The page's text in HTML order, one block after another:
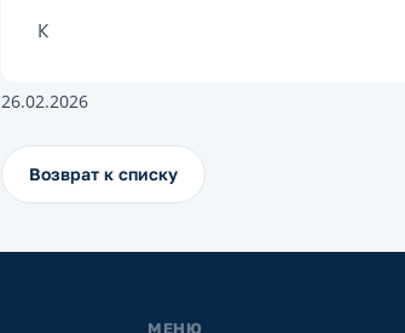
К
26.02.2026
Возврат к списку
МЕНЮ